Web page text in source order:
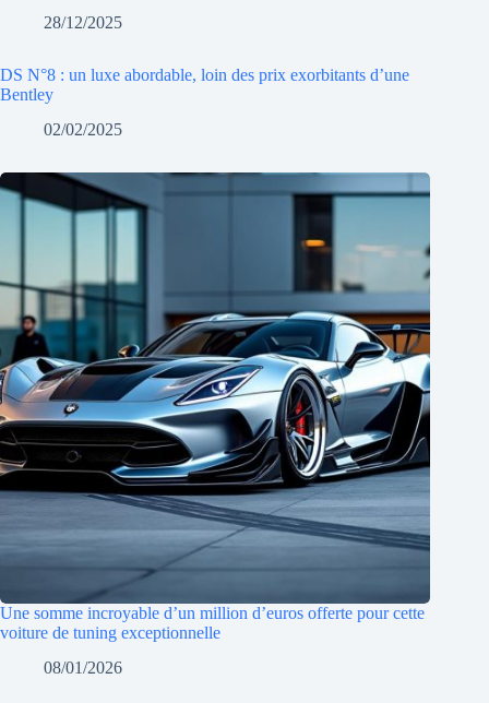
28/12/2025
DS N°8 : un luxe abordable, loin des prix exorbitants d’une
Bentley
02/02/2025
Une somme incroyable d’un million d’euros offerte pour cette
voiture de tuning exceptionnelle
08/01/2026